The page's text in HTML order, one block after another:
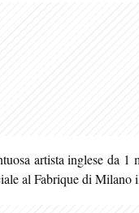
artista inglese da
al Fabrique di Milano